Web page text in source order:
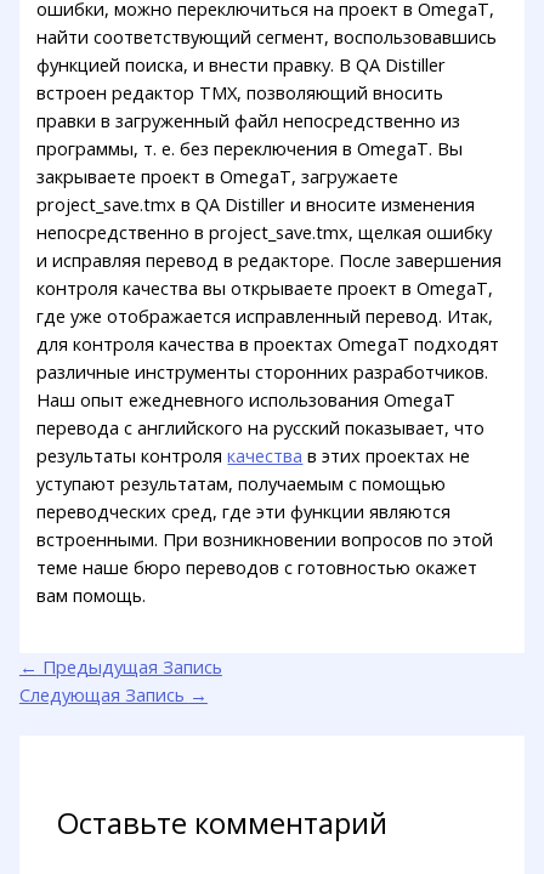
ошибки, можно переключиться на проект в OmegaT,
найти соответствующий сегмент, воспользовавшись
функцией поиска, и внести правку. В QA Distiller
встроен редактор TMX, позволяющий вносить
правки в загруженный файл непосредственно из
программы, т. е. без переключения в OmegaT. Вы
закрываете проект в OmegaT, загружаете
project_save.tmx в QA Distiller и вносите изменения
непосредственно в project_save.tmx, щелкая ошибку
и исправляя перевод в редакторе. После завершения
контроля качества вы открываете проект в OmegaT,
где уже отображается исправленный перевод. Итак,
для контроля качества в проектах OmegaT подходят
различные инструменты сторонних разработчиков.
Наш опыт ежедневного использования OmegaT
перевода с английского на русский показывает, что
результаты контролякачества в этих проектах не
уступают результатам, получаемым с помощью
переводческих сред, где эти функции являются
встроенными. При возникновении вопросов по этой
теме наше бюро переводов с готовностью окажет
вам помощь.
← Предыдущая Запись
Следующая Запись →
Оставьте комментарий